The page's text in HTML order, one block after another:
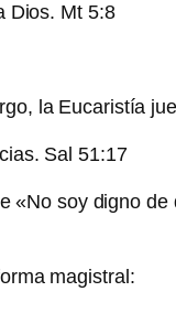
Dios. Mt 5:8
la Eucaristía
Sal 51:17
«No soy digno
magistral: